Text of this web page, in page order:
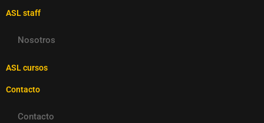
ASL staff
Nosotros
ASL cursos
Contacto
Contacto